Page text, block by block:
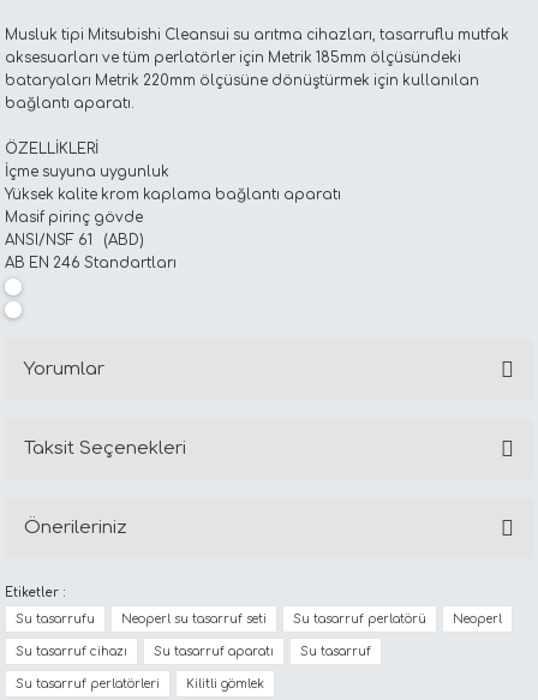
Musluk tipi Mitsubishi Cleansui su arıtma cihazları, tasarruflu mutfak
aksesuarları ve tüm perlatörler için Metrik 185mm ölçüsündeki
bataryaları Metrik 220mm ölçüsüne dönüştürmek için kullanılan
bağlantı aparatı.
ÖZELLİKLERİ
İçme suyuna uygunluk
Yüksek kalite krom kaplama bağlantı aparatı
Masif pirinç gövde
ANSI/NSF 61 (ABD)
AB EN 246 Standartları
Yorumlar
Taksit Seçenekleri
Önerileriniz
Bu ürünün fiyat bilgisi, resim, ürün açıklamalarında ve diğer
konularda yetersiz gördüğünüz noktaları öneri formunu
kullanarak tarafımıza iletebilirsiniz.
Görüş ve önerileriniz için teşekkür ederiz.
Etiketler :
Su tasarrufu
Neoperl su tasarruf seti Su tasarruf perlatörü Neoperl
Su tasarruf cihazı Su tasarruf aparatı Su tasarruf
Su tasarruf perlatörleri Kilitli gömlek